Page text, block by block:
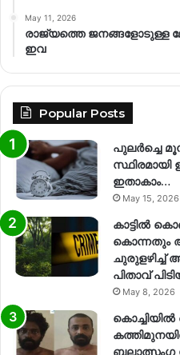
May 11, 2026
രാജ്യത്തെ ജനങ്ങളോടുള്ള
ഇവ
Popular Posts
പുലർച്ചെ
ഇതാകാം…
May 15, 2026
കാട്ടിൽ
കൊന്നതും
ചുരുളഴിച്ച്
പിതാവ്
May 8, 2026
ബലാത്സംഗ​